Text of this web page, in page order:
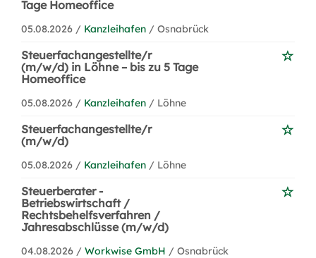
Tage Homeoffice
05.08.2026 / Kanzleihafen / Osnabrück
Steuerfachangestellte/r
(m/w/d) in Löhne – bis zu 5 Tage
Homeoffice
05.08.2026 / Kanzleihafen / Löhne
Steuerfachangestellte/r
(m/w/d)
05.08.2026 / Kanzleihafen / Löhne
Steuerberater -
Betriebswirtschaft /
Rechtsbehelfsverfahren /
Jahresabschlüsse (m/w/d)
04.08.2026 / Workwise GmbH / Osnabrück